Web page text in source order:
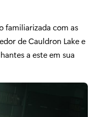
familiarizada com as
de Cauldron Lake e
a este em sua